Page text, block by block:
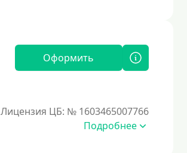
Оформить
Лицензия ЦБ: № 1603465007766
Подробнее